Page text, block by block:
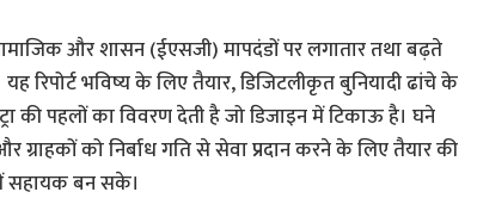
और शासन (ईएसजी) मापदंडों पर लगातार तथा बढ़ते
रिपोर्ट भविष्य के लिए तैयार, डिजिटलीकृत बुनियादी ढांचे के
की पहलों का विवरण देती है जो डिजाइन में टिकाऊ है। घने
ग्राहकों को निर्बाध गति से सेवा प्रदान करने के लिए तैयार की
बन सके।